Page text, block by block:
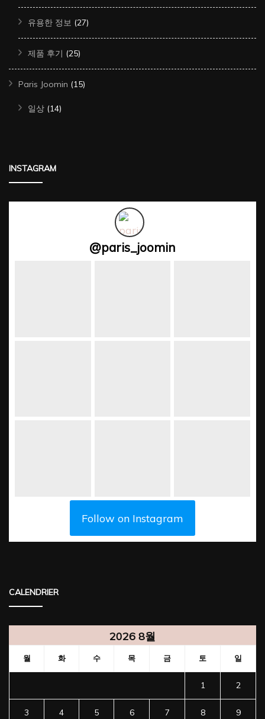
유용한 정보 (27)
제품 후기 (25)
Paris Joomin (15)
일상 (14)
INSTAGRAM
@paris_joomin
Follow on Instagram
CALENDRIER
2026 8월
월 화 수 목 금 토 일
1 2
3 4 5 6 7 8 9